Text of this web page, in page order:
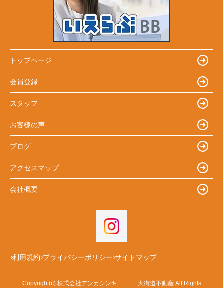
トップページ
会員登録
スタッフ
お客様の声
ブログ
アクセスマップ
会社概要
利用規約 プライバシーポリシー サイトマップ
Copyright(c) 株式会社デンカシンキ 大街道不動産 All Rights